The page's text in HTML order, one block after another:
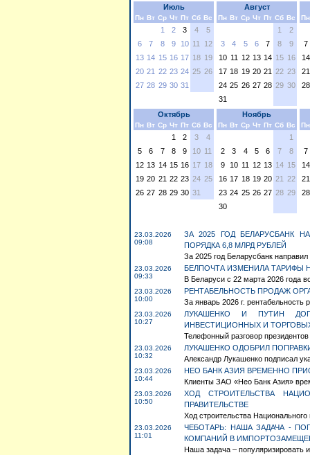
Июль
Пн Вт Ср Чт Пт Сб Вс
1 2 3 4
5
6
7 8 9 10 11
12
13 14 15 16 17 18 19
20 21 22 23 24 25 26
27 28 29 30 31
Август
Пн Вт Ср Чт Пт Сб Вс
1
2
3
4 5 6 7 8
9
10 11 12 13 14 15 16
17 18 19 20 21 22 23
24 25 26 27 28 29 30
31
Пн
7
14
21
28
Октябрь
Пн Вт Ср Чт Пт Сб Вс
1 2 3
4
5
6 7 8 9 10 11
12 13 14 15 16 17 18
19 20 21 22 23 24 25
26 27 28 29 30 31
Ноябрь
Пн Вт Ср Чт Пт Сб Вс
1
2
3 4 5 6 7
8
9
10 11 12 13 14 15
16 17 18 19 20 21 22
23 24 25 26 27 28 29
30
Пн
7
14
21
28
23.03.2026
09:08
ЗА 2025 ГОД БЕЛАРУСБАНК
ПОРЯДКА 6,8 МЛРД РУБЛЕЙ
За 2025 год Беларусбанк
23.03.2026
09:33
БЕЛПОЧТА ИЗМЕНИЛА ТАРИФЫ
В Беларуси с 22 марта 2026 года
23.03.2026
10:00
РЕНТАБЕЛЬНОСТЬ ПРОДАЖ
За январь 2026 г. рентабельность
23.03.2026
10:27
ЛУКАШЕНКО И ПУТИН
ИНВЕСТИЦИОННЫХ И
Телефонный разговор
23.03.2026
10:32
ЛУКАШЕНКО ОДОБРИЛ
Александр Лукашенко подписал
23.03.2026
10:44
НЕО БАНК АЗИЯ ВРЕМЕННО
Клиенты ЗАО «Нео Банк Азия»
23.03.2026
10:50
ХОД СТРОИТЕЛЬСТВА
ПРАВИТЕЛЬСТВЕ
Ход строительства
23.03.2026
11:01
ЧЕБОТАРЬ: НАША ЗАДАЧА -
КОМПАНИЙ В
Наша задача –